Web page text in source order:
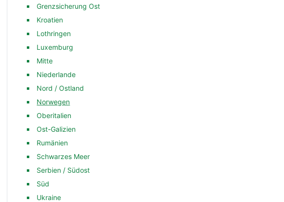
Grenzsicherung Ost
Kroatien
Lothringen
Luxemburg
Mitte
Niederlande
Nord / Ostland
Norwegen
Oberitalien
Ost-Galizien
Rumänien
Schwarzes Meer
Serbien / Südost
Süd
Ukraine